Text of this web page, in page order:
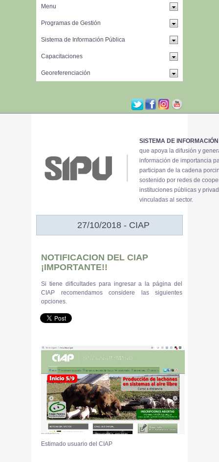
SISTEMA DE
que apoya la difusión y
información de importancia
participan de la cadena
sostenido por redes de
instituciones públicas y
vinculadas al sector.
27/10/2018 - CIAP
NOTIFICACION DEL CIAP
¡IMPORTANTE!!
Si tiene dificultades para ingresar a la página del
CIAP recomendamos considere las siguientes
opciones.
Estimado usuario del CIAP